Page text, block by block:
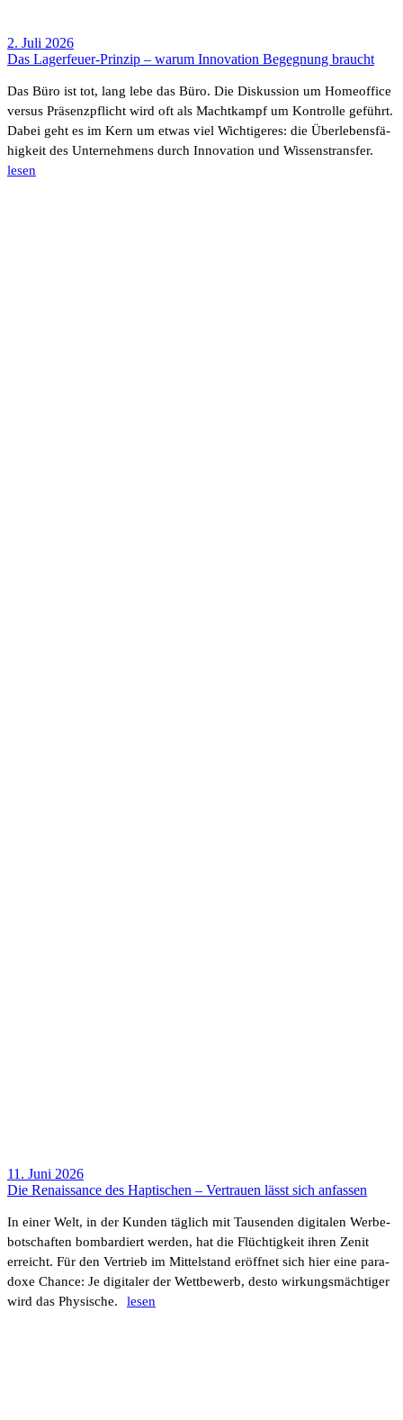
2. Juli 2026
Das Lager­­feuer-Prinzip – warum Inno­va­tion Begeg­nung braucht
Das Büro ist tot, lang lebe das Büro. Die Diskus­sion um Home­of­fice
versus Präsenz­pflicht wird oft als Macht­kampf um Kontrolle geführt.
Dabei geht es im Kern um etwas viel Wich­ti­geres: die Über­le­bens­fä­
hig­keit des Unter­neh­mens durch Inno­va­tion und Wissens­transfer.
lesen
11. Juni 2026
Die Renais­sance des Hapti­schen – Vertrauen lässt sich anfassen
In einer Welt, in der Kunden täglich mit Tausenden digi­talen Werbe­
bot­schaften bombar­diert werden, hat die Flüch­tig­keit ihren Zenit
erreicht. Für den Vertrieb im Mittel­stand eröffnet sich hier eine para­
doxe Chance: Je digi­taler der Wett­be­werb, desto wirkungs­mäch­tiger
wird das Physi­sche.
lesen